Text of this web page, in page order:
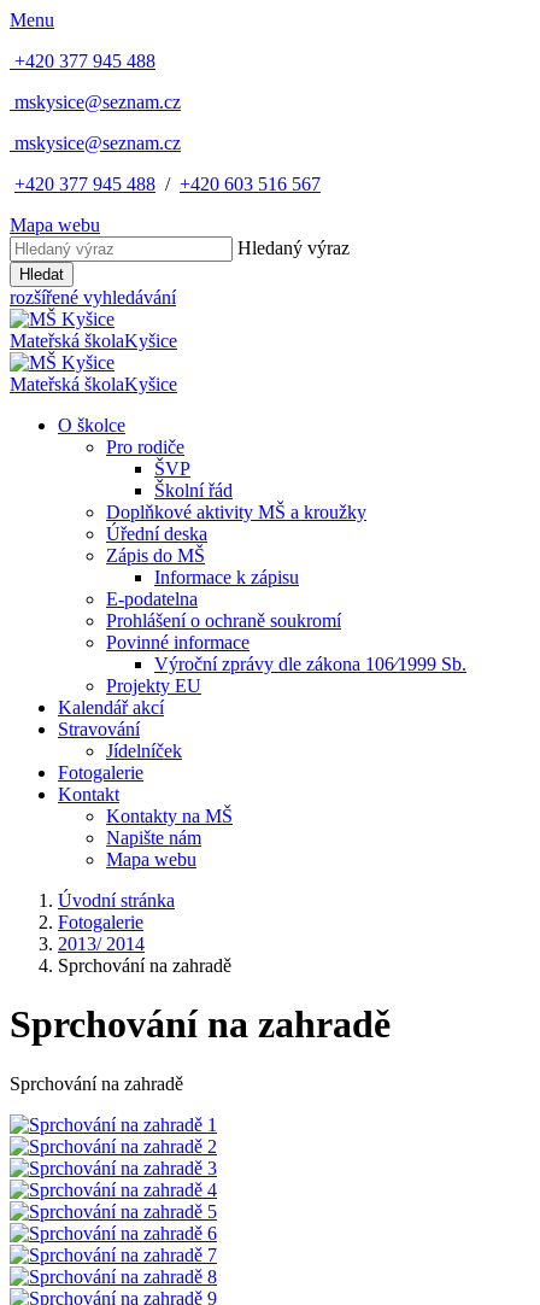
Menu
+420 377 945 488
mskysice@seznam.cz
mskysice@seznam.cz
+420 377 945 488 / +420 603 516 567
Mapa webu
Hledaný výraz
Hledat
rozšířené vyhledávání
Mateřská školaKyšice
Mateřská školaKyšice
O školce
Pro rodiče
ŠVP
Školní řád
Doplňkové aktivity MŠ a kroužky
Úřední deska
Zápis do MŠ
Informace k zápisu
E-podatelna
Prohlášení o ochraně soukromí
Povinné informace
Výroční zprávy dle zákona 106⁄1999 Sb.
Projekty EU
Kalendář akcí
Stravování
Jídelníček
Fotogalerie
Kontakt
Kontakty na MŠ
Napište nám
Mapa webu
Úvodní stránka
Fotogalerie
2013/ 2014
Sprchování na zahradě
Sprchování na zahradě
Sprchování na zahradě